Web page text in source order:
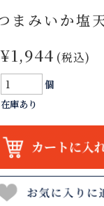
みいか塩
¥1,944 (税込)
個
在庫あり